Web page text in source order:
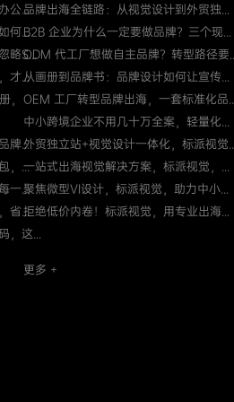
公...
何...
略S...
才...
，
牌...
，...
一...
省...
，这...
品牌出海全链路：从视觉设计到外贸独...
B2B 企业为什么一定要做品牌？三个现...
ODM 代工厂想做自主品牌？转型路径要
从画册到品牌书：品牌设计如何让宣传...
OEM 工厂转型品牌出海，一套标准化品
中小跨境企业不用几十万全案，轻量化...
外贸独立站+视觉设计一体化，标派视觉
一站式出海视觉解决方案，标派视觉，...
聚焦微型VI设计，标派视觉，助力中小...
拒绝低价内卷！标派视觉，用专业出海...
更多 +